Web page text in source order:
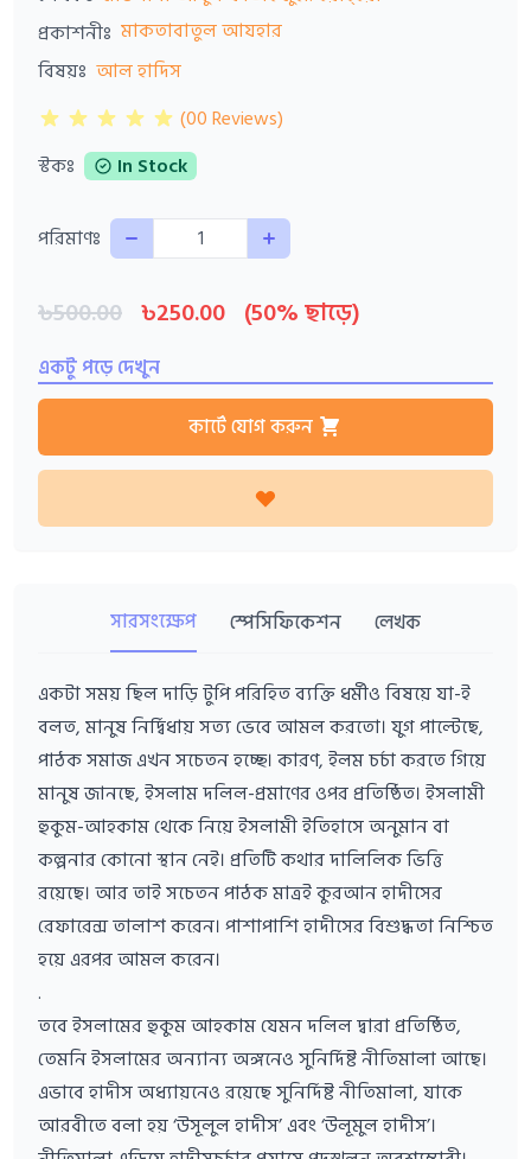
প্রকাশনীঃ মাকতাবাতুল আযহার
বিষয়ঃ আল হাদিস
(00 Reviews)
স্টকঃ
In Stock
পরিমাণঃ Quantity
৳500.00 ৳250.00 (50% ছাড়ে)
একটু পড়ে দেখুন
কার্টে যোগ করুন
সারসংক্ষেপ স্পেসিফিকেশন লেখক
একটা সময় ছিল দাড়ি টুপি পরিহিত ব্যক্তি ধর্মীও বিষয়ে যা-ই
বলত, মানুষ নির্দ্বিধায় সত্য ভেবে আমল করতো। যুগ পাল্টেছে,
পাঠক সমাজ এখন সচেতন হচ্ছে। কারণ, ইলম চর্চা করতে গিয়ে
মানুষ জানছে, ইসলাম দলিল-প্রমাণের ওপর প্রতিষ্ঠিত। ইসলামী
হুকুম-আহকাম থেকে নিয়ে ইসলামী ইতিহাসে অনুমান বা
কল্পনার কোনো স্থান নেই। প্রতিটি কথার দালিলিক ভিত্তি
রয়েছে। আর তাই সচেতন পাঠক মাত্রই কুরআন হাদীসের
রেফারেন্স তালাশ করেন। পাশাপাশি হাদীসের বিশুদ্ধতা নিশ্চিত
হয়ে এরপর আমল করেন।
.
তবে ইসলামের হুকুম আহকাম যেমন দলিল দ্বারা প্রতিষ্ঠিত,
তেমনি ইসলামের অন্যান্য অঙ্গনেও সুনির্দিষ্ট নীতিমালা আছে।
এভাবে হাদীস অধ্যায়নেও রয়েছে সুনির্দিষ্ট নীতিমালা, যাকে
আরবীতে বলা হয় ‘উসূলুল হাদীস’ এবং ‘উলূমুল হাদীস’।